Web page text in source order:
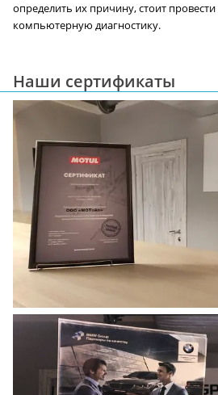
определить их причину, стоит
компьютерную диагностику.
Наши сертификаты